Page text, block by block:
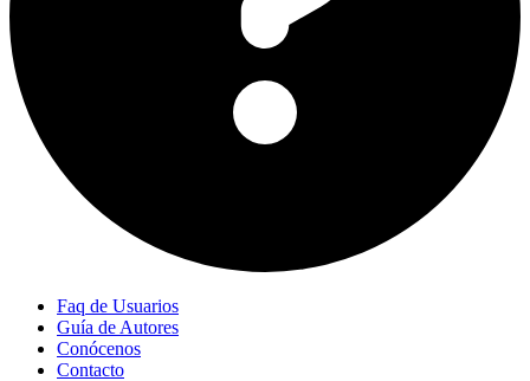
Faq de Usuarios
Guía de Autores
Conócenos
Contacto